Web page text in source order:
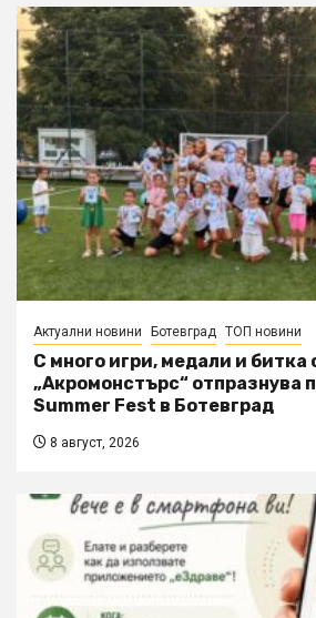
Актуални новини Ботевград ТОП новини
С много игри, медали и битка
„Акромонстърс“ отпразнува
Summer Fest в Ботевград
8 август, 2026